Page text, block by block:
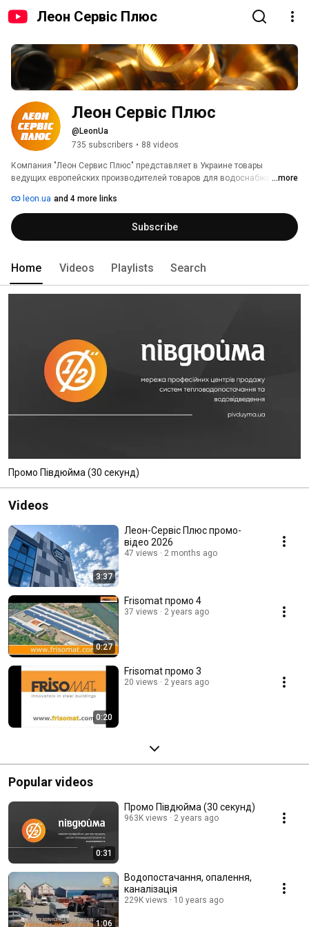
Леон Сервіс Плюс
Леон Сервіс Плюс
@LeonUa
735 subscribers • 88 videos
Компания "Леон Сервис Плюс" представляет в Украине товары
ведущих европейских производителей товаров для водоснабжения,
Польши. Постоянное наличие нтовара на складах для оптовых
покупателей. Для розничных покупателей и частных инсталляторов в
Киеве работает сеть магазинов сантехники «Полдюйма».
...more
leon.ua and 4 more links
Subscribe
Home Videos Playlists Search
Промо Півдюйма (30 секунд)
Videos
3:37
Леон-Сервіс Плюс промо-
відео 2026
47 views 2 months ago
0:27
Frisomat промо 4
37 views 2 years ago
0:20
Frisomat промо 3
20 views 2 years ago
Popular videos
0:31
Промо Півдюйма (30 секунд)
963K views 2 years ago
1:06
Водопостачання, опалення,
каналізація
229K views 10 years ago